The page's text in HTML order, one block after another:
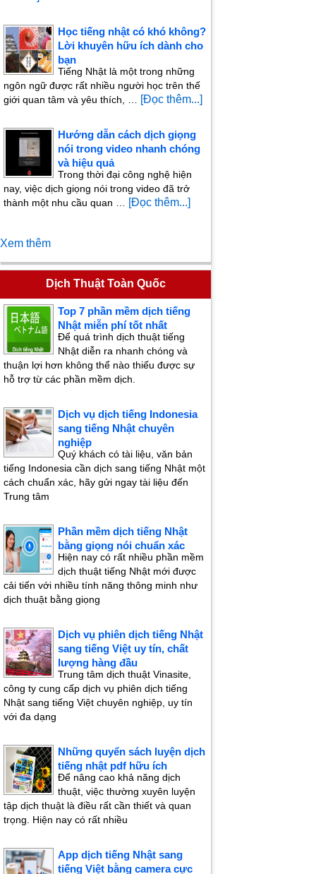
Học tiếng nhật có khó không?
Lời khuyên hữu ích dành cho
bạn
Tiếng Nhật là một trong những
ngôn ngữ được rất nhiều người học trên thế
giới quan tâm và yêu thích, …
[Đọc thêm...]
Hướng dẫn cách dịch giọng
nói trong video nhanh chóng
và hiệu quả
Trong thời đại công nghệ hiện
nay, việc dịch giọng nói trong video đã trở
thành một nhu cầu quan …
[Đọc thêm...]
Xem thêm
Dịch Thuật Toàn Quốc
Top 7 phần mềm dịch tiếng
Nhật miễn phí tốt nhất
Để quá trình dịch thuật tiếng
Nhật diễn ra nhanh chóng và
thuận lợi hơn không thể nào thiếu được sự
hỗ trợ từ các phần mềm dịch.
Dịch vụ dịch tiếng Indonesia
sang tiếng Nhật chuyên
nghiệp
Quý khách có tài liệu, văn bản
tiếng Indonesia cần dịch sang tiếng Nhật một
cách chuẩn xác, hãy gửi ngay tài liệu đến
Trung tâm
Phần mềm dịch tiếng Nhật
bằng giọng nói chuẩn xác
Hiện nay có rất nhiều phần mềm
dịch thuật tiếng Nhật mới được
cải tiến với nhiều tính năng thông minh như
dịch thuật bằng giọng
Dịch vụ phiên dịch tiếng Nhật
sang tiếng Việt uy tín, chất
lượng hàng đầu
Trung tâm dịch thuật Vinasite,
công ty cung cấp dịch vụ phiên dịch tiếng
Nhật sang tiếng Việt chuyên nghiệp, uy tín
với đa dạng
Những quyển sách luyện dịch
tiếng nhật pdf hữu ích
Để nâng cao khả năng dịch
thuật, việc thường xuyên luyện
tập dịch thuật là điều rất cần thiết và quan
trọng. Hiện nay có rất nhiều
App dịch tiếng Nhật sang
tiếng Việt bằng camera cực